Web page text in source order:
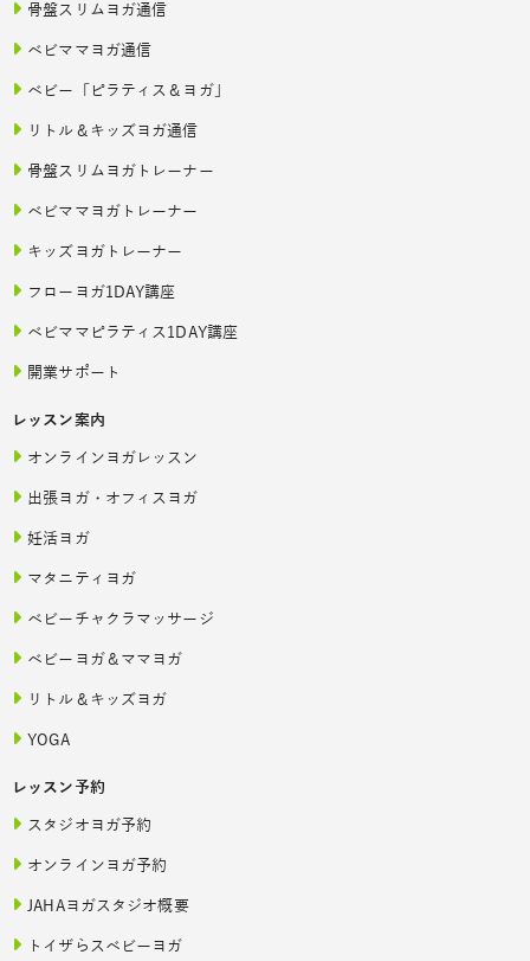
骨盤スリムヨガ通信
ベビママヨガ通信
ベビー「ピラティス＆ヨガ」
リトル＆キッズヨガ通信
骨盤スリムヨガトレーナー
ベビママヨガトレーナー
キッズヨガトレーナー
フローヨガ1DAY講座
ベビママピラティス1DAY講座
開業サポート
レッスン案内
オンラインヨガレッスン
出張ヨガ・オフィスヨガ
妊活ヨガ
マタニティヨガ
ベビーチャクラマッサージ
ベビーヨガ＆ママヨガ
リトル＆キッズヨガ
YOGA
レッスン予約
スタジオヨガ予約
オンラインヨガ予約
JAHAヨガスタジオ概要
トイザらスベビーヨガ